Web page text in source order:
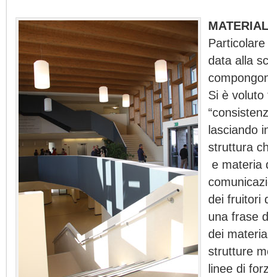
data alla
Si è
lasciando
struttura
e materia
dei fruitori
una frase
dei
strutture
linee di